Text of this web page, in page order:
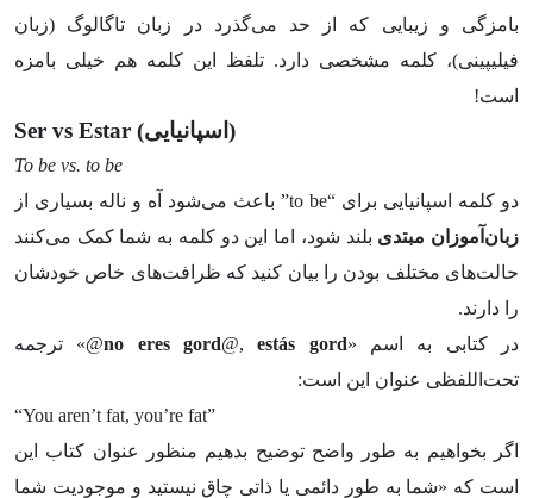
بامزگی و زیبایی که از حد می‌گذرد در زبان تاگالوگ (زبان
فیلیپینی)، کلمه مشخصی دارد. تلفظ این کلمه هم خیلی بامزه
است!
Ser vs Estar (اسپانیایی)
To be vs. to be
دو کلمه اسپانیایی برای “to be” باعث می‌شود آه و ناله بسیاری از
زبان‌آموزان مبتدی بلند شود، اما این دو کلمه به شما کمک می‌کنند
حالت‌های مختلف بودن را بیان کنید که ظرافت‌های خاص خودشان
را دارند.
در کتابی به اسم «
no eres gord@,estás gord
@» ترجمه
تحت‌اللفظی عنوان این است:
“You aren’t fat, you’re fat”
اگر بخواهیم به طور واضح توضیح بدهیم منظور عنوان کتاب این
است که «شما به طور دائمی یا ذاتی چاق نیستید و موجودیت شما